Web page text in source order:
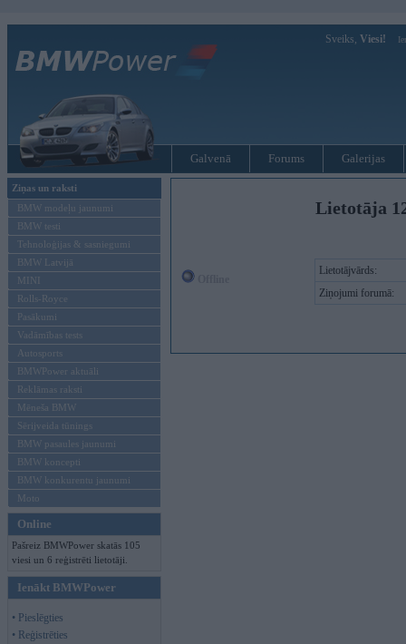
Sveiks, Viesi!
Galvenā Forums Galerijas
Ziņas un raksti
BMW modeļu jaunumi
BMW testi
Tehnoloģijas & sasniegumi
BMW Latvijā
MINI
Rolls-Royce
Pasākumi
Vadāmības tests
Autosports
BMWPower aktuāli
Reklāmas raksti
Mēneša BMW
Sērijveida tūnings
BMW pasaules jaunumi
BMW koncepti
BMW konkurentu jaunumi
Moto
Online
Pašreiz BMWPower skatās 105
viesi un 6 reģistrēti lietotāji.
Ienākt BMWPower
• Pieslēgties
• Reģistrēties
Lietotāja
Lietotājvārds:
Ziņojumi forumā: